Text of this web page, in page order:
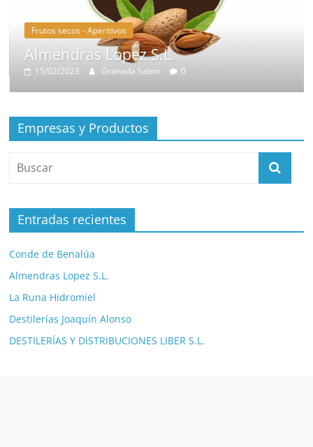
Frutos secos - Aperitivos
Almendras Lopez S.L.
15/02/2023 Granada Sabor 0
Empresas y Productos
Entradas recientes
Conde de Benalúa
Almendras Lopez S.L.
La Runa Hidromiel
Destilerías Joaquín Alonso
DESTILERÍAS Y DISTRIBUCIONES LIBER S.L.